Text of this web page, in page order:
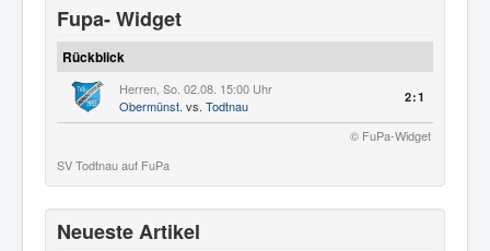
Fupa- Widget
Rückblick
Herren, So. 02.08. 15:00 Uhr
Obermünst. vs. Todtnau
2:1
© FuPa-Widget
SV Todtnau auf FuPa
Neueste Artikel